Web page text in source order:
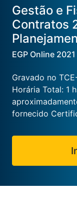
Gestão e
Contratos
EGP Online 2021
Gravado no
Horária Total: 1
fornecido